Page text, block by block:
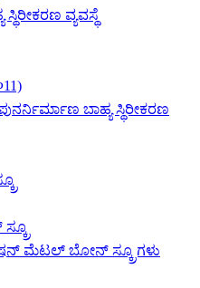
ವ್ಯವಸ್ಥೆ
ಬಾಹ್ಯ ಸ್ಥಿರೀಕರಣ
ಮೆಟಲ್ ಬೋನ್ ಸ್ಕ್ರೂಗಳು